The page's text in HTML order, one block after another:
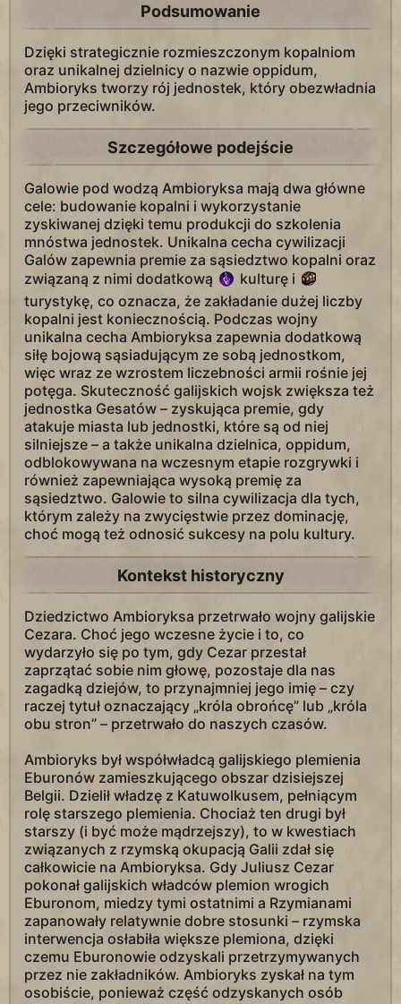
Podsumowanie
Dzięki strategicznie rozmieszczonym kopalniom
oraz unikalnej dzielnicy o nazwie oppidum,
Ambioryks tworzy rój jednostek, który obezwładnia
jego przeciwników.
Szczegółowe podejście
Galowie pod wodzą Ambioryksa mają dwa główne
cele: budowanie kopalni i wykorzystanie
zyskiwanej dzięki temu produkcji do szkolenia
mnóstwa jednostek. Unikalna cecha cywilizacji
Galów zapewnia premie za sąsiedztwo kopalni oraz
związaną z nimi dodatkową
kulturę i
turystykę, co oznacza, że zakładanie dużej liczby
kopalni jest koniecznością. Podczas wojny
unikalna cecha Ambioryksa zapewnia dodatkową
siłę bojową sąsiadującym ze sobą jednostkom,
więc wraz ze wzrostem liczebności armii rośnie jej
potęga. Skuteczność galijskich wojsk zwiększa też
jednostka Gesatów – zyskująca premie, gdy
atakuje miasta lub jednostki, które są od niej
silniejsze – a także unikalna dzielnica, oppidum,
odblokowywana na wczesnym etapie rozgrywki i
również zapewniająca wysoką premię za
sąsiedztwo. Galowie to silna cywilizacja dla tych,
którym zależy na zwycięstwie przez dominację,
choć mogą też odnosić sukcesy na polu kultury.
Kontekst historyczny
Dziedzictwo Ambioryksa przetrwało wojny galijskie
Cezara. Choć jego wczesne życie i to, co
wydarzyło się po tym, gdy Cezar przestał
zaprzątać sobie nim głowę, pozostaje dla nas
zagadką dziejów, to przynajmniej jego imię – czy
raczej tytuł oznaczający „króla obrońcę” lub „króla
obu stron” – przetrwało do naszych czasów.
Ambioryks był współwładcą galijskiego plemienia
Eburonów zamieszkującego obszar dzisiejszej
Belgii. Dzielił władzę z Katuwolkusem, pełniącym
rolę starszego plemienia. Chociaż ten drugi był
starszy (i być może mądrzejszy), to w kwestiach
związanych z rzymską okupacją Galii zdał się
całkowicie na Ambioryksa. Gdy Juliusz Cezar
pokonał galijskich władców plemion wrogich
Eburonom, miedzy tymi ostatnimi a Rzymianami
zapanowały relatywnie dobre stosunki – rzymska
interwencja osłabiła większe plemiona, dzięki
czemu Eburonowie odzyskali przetrzymywanych
przez nie zakładników. Ambioryks zyskał na tym
osobiście, ponieważ część odzyskanych osób